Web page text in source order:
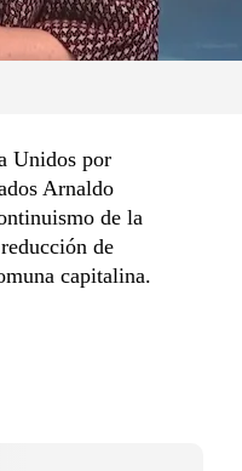
Unidos por
Arnaldo
de la
de
capitalina.